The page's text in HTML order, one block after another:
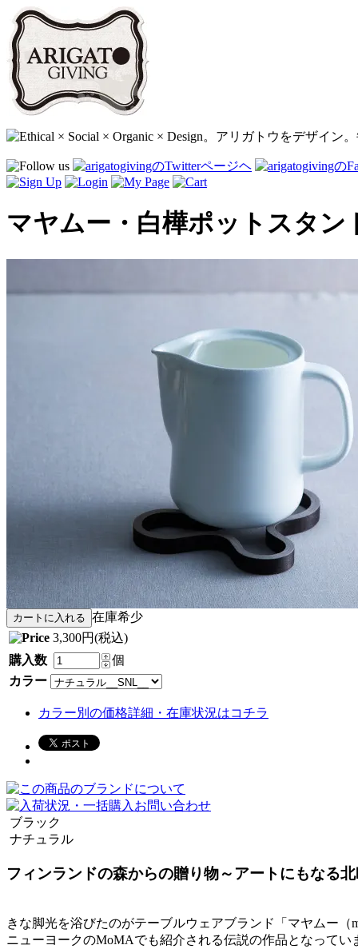
マヤムー・白樺ポットスタン
在庫希少
3,300円(税込)
購入数
個
カラー
カラー別の価格詳細・在庫状況はコチラ
ブラック
ナチュラル
フィンランドの森からの贈り物～アートにもなる
きな脚光を浴びたのがテーブルウェアブランド「マヤムー
ニューヨークのMoMAでも紹介される伝説の作品となって